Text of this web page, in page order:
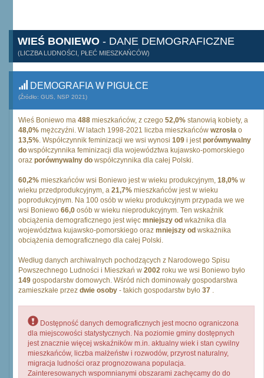
WIEŚ BONIEWO - DANE DEMOGRAFICZNE
(LICZBA LUDNOŚCI, PŁEĆ MIESZKAŃCÓW)
DEMOGRAFIA W PIGUŁCE
(Źródło: GUS, NSP 2021)
Wieś Boniewo ma 488 mieszkańców, z czego 52,0% stanowią kobiety, a
48,0% mężczyźni. W latach 1998-2021 liczba mieszkańców wzrosła o
13,5%. Współczynnik feminizacji we wsi wynosi 109 i jestporównywalny
do współczynnika feminizacji dla województwa kujawsko-pomorskiego
oraz porównywalny do współczynnika dla całej Polski.
60,2% mieszkańców wsi Boniewo jest w wieku produkcyjnym, 18,0% w
wieku przedprodukcyjnym, a 21,7% mieszkańców jest w wieku
poprodukcyjnym. Na 100 osób w wieku produkcyjnym przypada we we
wsi Boniewo 66,0 osób w wieku nieprodukcyjnym. Ten wskaźnik
obciążenia demograficznego jest więc mniejszy od wkażnika dla
województwa kujawsko-pomorskiego oraz mniejszy od wskażnika
obciążenia demograficznego dla całej Polski.
Według danych archiwalnych pochodzących z Narodowego Spisu
Powszechnego Ludności i Mieszkań w 2002 roku we wsi Boniewo było
149 gospodarstw domowych. Wśród nich dominowały gospodarstwa
zamieszkałe przez dwie osoby - takich gospodarstw było 37 .
Dostępność danych demograficznych jest mocno ograniczona
dla miejscowości statystycznych. Na poziomie gminy dostępnych
jest znacznie więcej wskaźników m.in. aktualny wiek i stan cywilny
mieszkańców, liczba małżeństw i rozwodów, przyrost naturalny,
migracja ludności oraz prognozowana populacja.
Zainteresowanych wspomnianymi obszarami zachęcamy do do